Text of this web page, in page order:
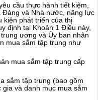
cầu thực hành tiết kiệm,
Đảng và Nhà nước, năng lực
kiện phát triển của thị
định tại Khoản 1 Điều này,
trung ương và Ủy ban nhân
mua sắm tập trung như
mua sắm tập trung cấp
sắm tập trung (bao gồm
gia và danh mục mua sắm